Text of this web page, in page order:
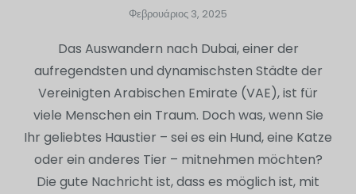
Φεβρουάριος 3, 2025
Das Auswandern nach Dubai, einer der
aufregendsten und dynamischsten Städte der
Vereinigten Arabischen Emirate (VAE), ist für
viele Menschen ein Traum. Doch was, wenn Sie
Ihr geliebtes Haustier – sei es ein Hund, eine Katze
oder ein anderes Tier – mitnehmen möchten?
Die gute Nachricht ist, dass es möglich ist, mit